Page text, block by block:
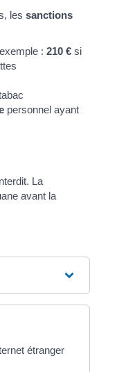
lessanctions
:210 € si
personnel ayant
La
avant la
étranger